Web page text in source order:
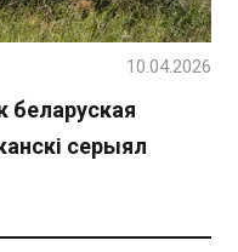
беларуская
серыял
10.04.2026